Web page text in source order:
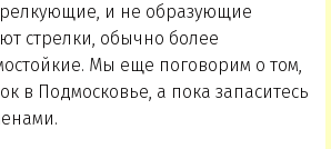
и не образующие
стрелки, обычно более
Мы еще поговорим о том,
в Подмосковье, а пока запаситесь